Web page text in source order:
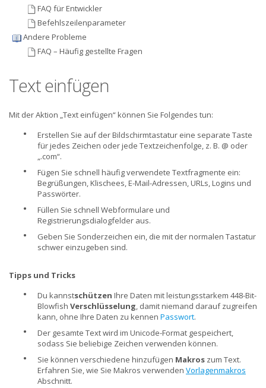
FAQ für Entwickler
Befehlszeilenparameter
Andere Probleme
FAQ – Häufig gestellte Fragen
Text einfügen
Mit der Aktion „Text einfügen“ können Sie Folgendes tun:
•
Erstellen Sie auf der Bildschirmtastatur eine separate Taste
für jedes Zeichen oder jede Textzeichenfolge, z. B. @ oder
„.com“.
•
Fügen Sie schnell häufig verwendete Textfragmente ein:
Begrüßungen, Klischees, E-Mail-Adressen, URLs, Logins und
Passwörter.
•
Füllen Sie schnell Webformulare und
Registrierungsdialogfelder aus.
•
Geben Sie Sonderzeichen ein, die mit der normalen Tastatur
schwer einzugeben sind.
Tipps und Tricks
• Du kannstschützen Ihre Daten mit leistungsstarkem 448-Bit-
Blowfish Verschlüsselung, damit niemand darauf zugreifen
kann, ohne Ihre Daten zu kennen Passwort.
•
Der gesamte Text wird im Unicode-Format gespeichert,
sodass Sie beliebige Zeichen verwenden können.
• Sie können verschiedene hinzufügen Makros zum Text.
Erfahren Sie, wie Sie Makros verwenden Vorlagenmakros
Abschnitt.